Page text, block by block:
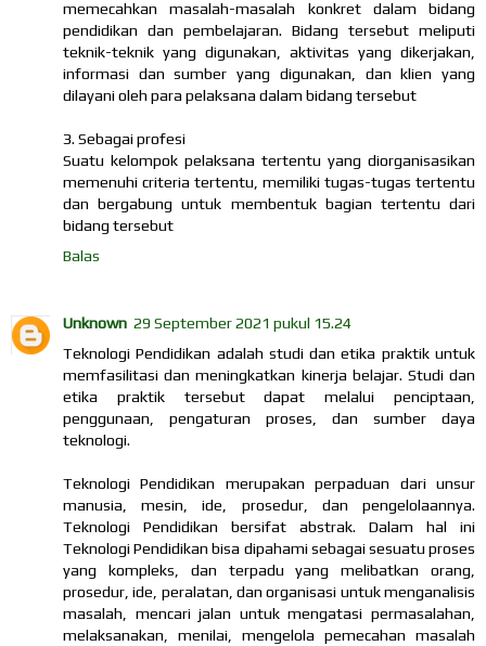
memecahkan masalah-masalah konkret dalam bidang
pendidikan dan pembelajaran. Bidang tersebut meliputi
teknik-teknik yang digunakan, aktivitas yang dikerjakan,
informasi dan sumber yang digunakan, dan klien yang
dilayani oleh para pelaksana dalam bidang tersebut
3. Sebagai profesi
Suatu kelompok pelaksana tertentu yang diorganisasikan
memenuhi criteria tertentu, memiliki tugas-tugas tertentu
dan bergabung untuk membentuk bagian tertentu dari
bidang tersebut
Balas
Unknown 29 September 2021 pukul 15.24
Teknologi Pendidikan adalah studi dan etika praktik untuk
memfasilitasi dan meningkatkan kinerja belajar. Studi dan
etika praktik tersebut dapat melalui penciptaan,
penggunaan, pengaturan proses, dan sumber daya
teknologi.
Teknologi Pendidikan merupakan perpaduan dari unsur
manusia, mesin, ide, prosedur, dan pengelolaannya.
Teknologi Pendidikan bersifat abstrak. Dalam hal ini
Teknologi Pendidikan bisa dipahami sebagai sesuatu proses
yang kompleks, dan terpadu yang melibatkan orang,
prosedur, ide, peralatan, dan organisasi untuk menganalisis
masalah, mencari jalan untuk mengatasi permasalahan,
melaksanakan, menilai, mengelola pemecahan masalah